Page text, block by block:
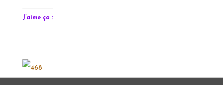
J’aime ça :